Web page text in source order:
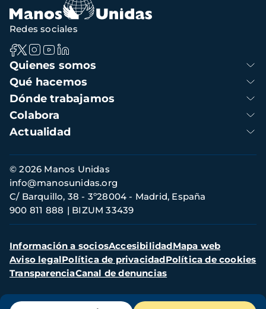
Navegación
principal
Quienes somos
Qué hacemos
Dónde trabajamos
Colabora
Actualidad
Redes sociales
Información
de
contacto
© 2026 Manos Unidas
C/ Barquillo, 38 - 3º28004 - Madrid, España
900 811 888
BIZUM 33439
info@manosunidas.org
Menú
secundario
Información a sociosAccesibilidadMapa web
Aviso legalPolítica de privacidadPolítica de cookies
TransparenciaCanal de denuncias